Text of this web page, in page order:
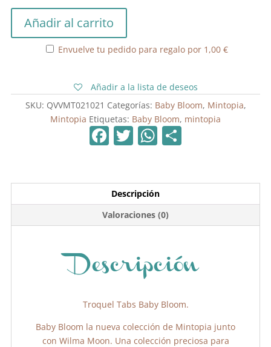
Tabs
Baby
Añadir al carrito
Envuelve tu pedido para regalo por 1,00 €
Añadir a la lista de deseos
SKU: QVVMT021021 Categorías: Baby Bloom, Mintopia,
Mintopia Etiquetas: Baby Bloom, mintopia
F
e
b
o
k
T
er
W
A
p
p
ar
tir
Descripción
Valoraciones (0)
Descripción
Troquel Tabs Baby Bloom.
Baby Bloom la nueva colección de Mintopia junto
con Wilma Moon. Una colección preciosa para